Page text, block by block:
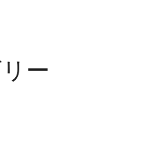
ー